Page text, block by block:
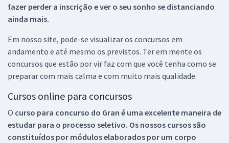
fazer perder a inscrição e ver o seu sonho se distanciando
ainda mais.
Em nosso site, pode-se visualizar os concursos em
andamento e até mesmo os previstos. Ter em mente os
concursos que estão por vir faz com que você tenha como se
preparar com mais calma e com muito mais qualidade.
Cursos online para concursos
O curso para concurso do Gran é uma excelente maneira de
estudar para o processo seletivo. Os nossos cursos são
constituídos por módulos elaborados por um corpo